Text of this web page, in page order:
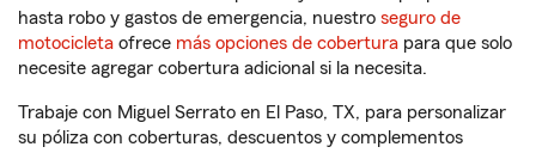
hasta robo y gastos de emergencia, nuestro seguro de
motocicleta ofrece más opciones de cobertura para que solo
necesite agregar cobertura adicional si la necesita.
Trabaje con Miguel Serrato en El Paso, TX, para personalizar
su póliza con coberturas, descuentos y complementos